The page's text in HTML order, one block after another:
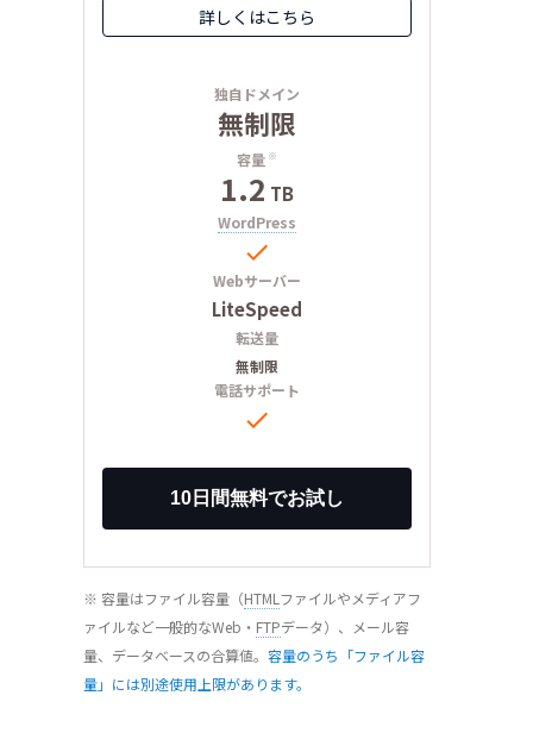
詳しくはこちら
独自ドメイン
無制限
容量 ※
1.2 TB
WordPress

Webサーバー
LiteSpeed
転送量
無制限
電話サポート

※ 容量はファイル容量（HTML ファイルやメディアフ
ァイルなど一般的なWeb・ FTPデータ）、メール容
量、データベースの合算値。 容量のうち「ファイル容
量」には別途使用上限があります。